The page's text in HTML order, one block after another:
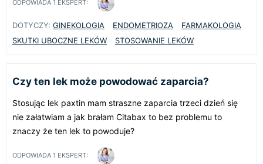
ODPOWIADA 1 EKSPERT:
DOTYCZY: GINEKOLOGIA ENDOMETRIOZA
FARMAKOLOGIA
SKUTKI UBOCZNE LEKÓW
STOSOWANIE LEKÓW
Czy ten lek może powodować zaparcia?
Stosując lek paxtin mam straszne zaparcia trzeci dzień się
nie załatwiam a jak brałam Citabax to bez problemu to
znaczy że ten lek to powoduje?
ODPOWIADA 1 EKSPERT: